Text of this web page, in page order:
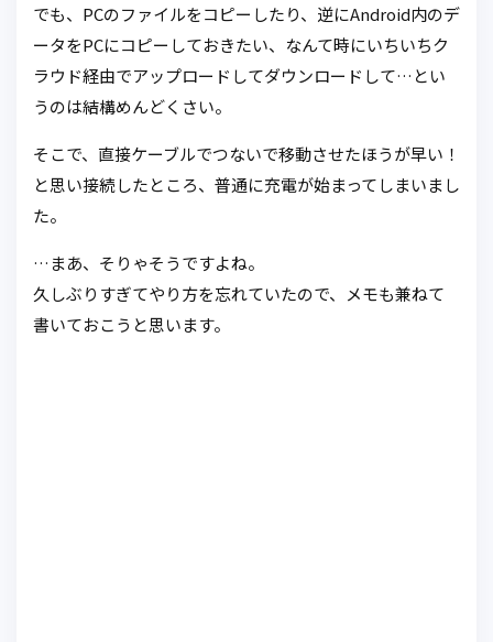
でも、PCのファイルをコピーしたり、逆にAndroid内のデ
ータをPCにコピーしておきたい、なんて時にいちいちク
ラウド経由でアップロードしてダウンロードして…とい
うのは結構めんどくさい。
そこで、直接ケーブルでつないで移動させたほうが早い！
と思い接続したところ、普通に充電が始まってしまいまし
た。
…まあ、そりゃそうですよね。
久しぶりすぎてやり方を忘れていたので、メモも兼ねて
書いておこうと思います。